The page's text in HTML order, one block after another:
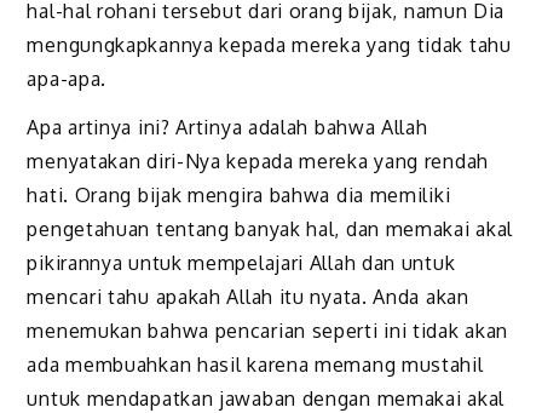
hal-hal rohani tersebut dari orang bijak, namun Dia
mengungkapkannya kepada mereka yang tidak tahu
apa-apa.
Apa artinya ini? Artinya adalah bahwa Allah
menyatakan diri-Nya kepada mereka yang rendah
hati. Orang bijak mengira bahwa dia memiliki
pengetahuan tentang banyak hal, dan memakai akal
pikirannya untuk mempelajari Allah dan untuk
mencari tahu apakah Allah itu nyata. Anda akan
menemukan bahwa pencarian seperti ini tidak akan
ada membuahkan hasil karena memang mustahil
untuk mendapatkan jawaban dengan memakai akal